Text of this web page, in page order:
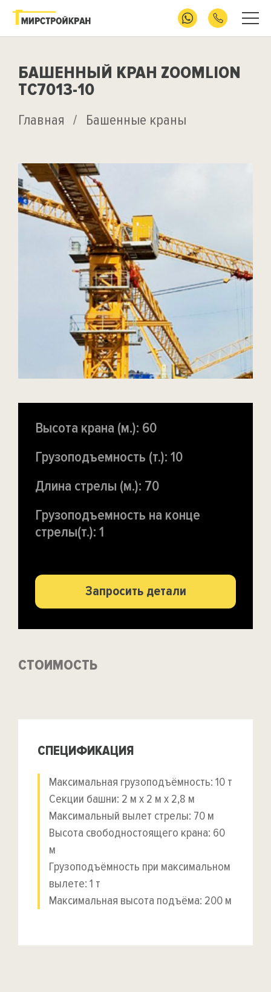
БАШЕННЫЙ КРАН ZOOMLION
TC7013-10
Главная / Башенные краны
Высота крана (м.): 60
Грузоподъемность (т.): 10
Длина стрелы (м.): 70
Грузоподъемность на конце
стрелы(т.): 1
Запросить детали
СТОИМОСТЬ
СПЕЦИФИКАЦИЯ
Максимальная грузоподъёмность: 10 т
Секции башни: 2 м x 2 м x 2,8 м
Максимальный вылет стрелы: 70 м
Высота свободностоящего крана: 60
м
Грузоподъёмность при максимальном
вылете: 1 т
Максимальная высота подъёма: 200 м